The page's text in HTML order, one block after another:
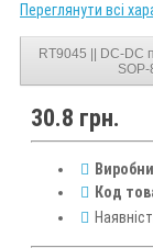
Переглянути всі
RT9045 || DC-DC
SOP-
30.8 грн.
Код